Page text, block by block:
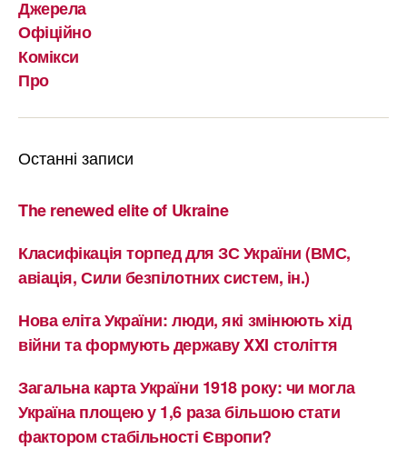
Джерела
Офіційно
Комікси
Про
Останні записи
The renewed elite of Ukraine
Класифікація торпед для ЗС України (ВМС,
авіація, Сили безпілотних систем, ін.)
Нова еліта України: люди, які змінюють хід
війни та формують державу XXI століття
Загальна карта України 1918 року: чи могла
Україна площею у 1,6 раза більшою стати
фактором стабільності Європи?